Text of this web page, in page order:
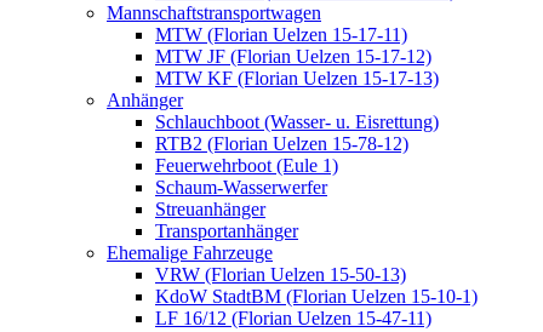
Mannschaftstransportwagen
MTW (Florian Uelzen 15-17-11)
MTW JF (Florian Uelzen 15-17-12)
MTW KF (Florian Uelzen 15-17-13)
Anhänger
Schlauchboot (Wasser- u. Eisrettung)
RTB2 (Florian Uelzen 15-78-12)
Feuerwehrboot (Eule 1)
Schaum-Wasserwerfer
Streuanhänger
Transportanhänger
Ehemalige Fahrzeuge
VRW (Florian Uelzen 15-50-13)
KdoW StadtBM (Florian Uelzen 15-10-1)
LF 16/12 (Florian Uelzen 15-47-11)